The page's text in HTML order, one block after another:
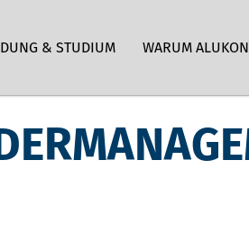
& STUDIUM WARUM ALUKON